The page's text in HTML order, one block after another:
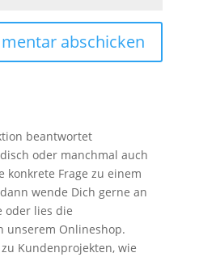
abschicken
beantwortet
oder manchmal auch
konkrete Frage zu einem
wende Dich gerne an
oder lies die
unserem Onlineshop.
Kundenprojekten, wie